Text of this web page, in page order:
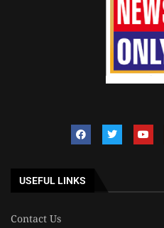
USEFUL LINKS
Contact Us